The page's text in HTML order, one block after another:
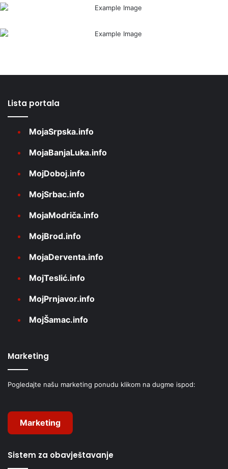
Lista portala
MojaSrpska.info
MojaBanjaLuka.info
MojDoboj.info
MojSrbac.info
MojaModriča.info
MojBrod.info
MojaDerventa.info
MojTeslić.info
MojPrnjavor.info
MojŠamac.info
Marketing
Pogledajte našu marketing ponudu klikom na dugme ispod:
Marketing
Sistem za obavještavanje